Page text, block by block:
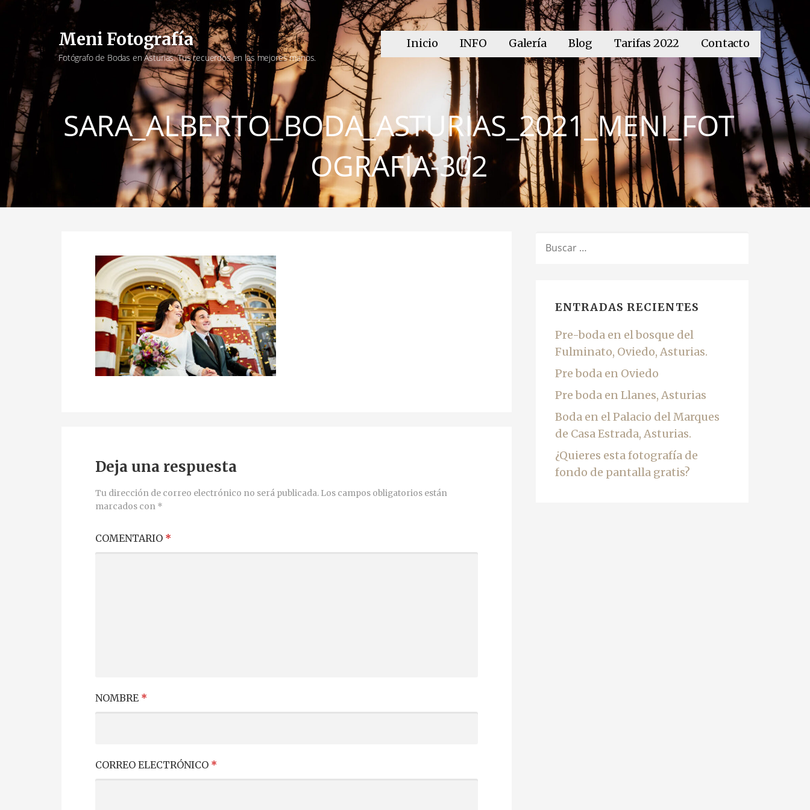
Saltar
contenido
Meni Fotografía
Fotógrafo de Bodas en Asturias. Tus recuerdos en las mejores manos.
Inicio INFO Galería Blog Tarifas 2022 Contacto
SARA_ALBERTO_BODA_ASTURIAS_2021_MENI_FOT
OGRAFIA-302
Deja una respuesta
Tu dirección de correo electrónico no será publicada. Los campos obligatorios están
marcados con *
COMENTARIO *
NOMBRE *
CORREO ELECTRÓNICO *
ENTRADAS RECIENTES
Pre-boda en el bosque del
Fulminato, Oviedo, Asturias.
Pre boda en Oviedo
Pre boda en Llanes, Asturias
Boda en el Palacio del Marques
de Casa Estrada, Asturias.
¿Quieres esta fotografía de
fondo de pantalla gratis?